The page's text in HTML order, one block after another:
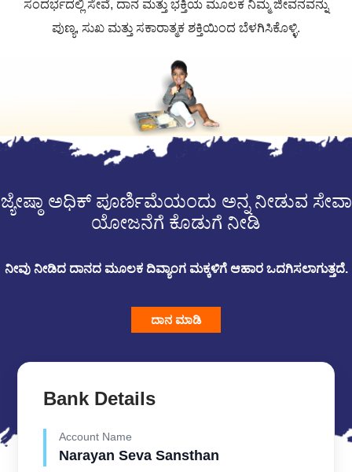
ಸಂದರ್ಭದಲ್ಲಿ ಸೇವೆ, ದಾನ ಮತ್ತು ಭಕ್ತಿಯ ಮೂಲಕ ನಿಮ್ಮ ಜೀವನವನ್ನು
ಪುಣ್ಯ, ಸುಖ ಮತ್ತು ಸಕಾರಾತ್ಮಕ ಶಕ್ತಿಯಿಂದ ಬೆಳಗಿಸಿಕೊಳ್ಳಿ.
ಜ್ಯೇಷ್ಠಾ ಅಧಿಕ್ ಪೂರ್ಣಿಮೆಯಂದು ಅನ್ನ ನೀಡುವ ಸೇವಾ
ಯೋಜನೆಗೆ ಕೊಡುಗೆ ನೀಡಿ
ನೀವು ನೀಡಿದ ದಾನದ ಮೂಲಕ ದಿವ್ಯಾಂಗ ಮಕ್ಕಳಿಗೆ ಆಹಾರ ಒದಗಿಸಲಾಗುತ್ತದೆ.
ದಾನ ಮಾಡಿ
Bank Details
Account Name
Narayan Seva Sansthan